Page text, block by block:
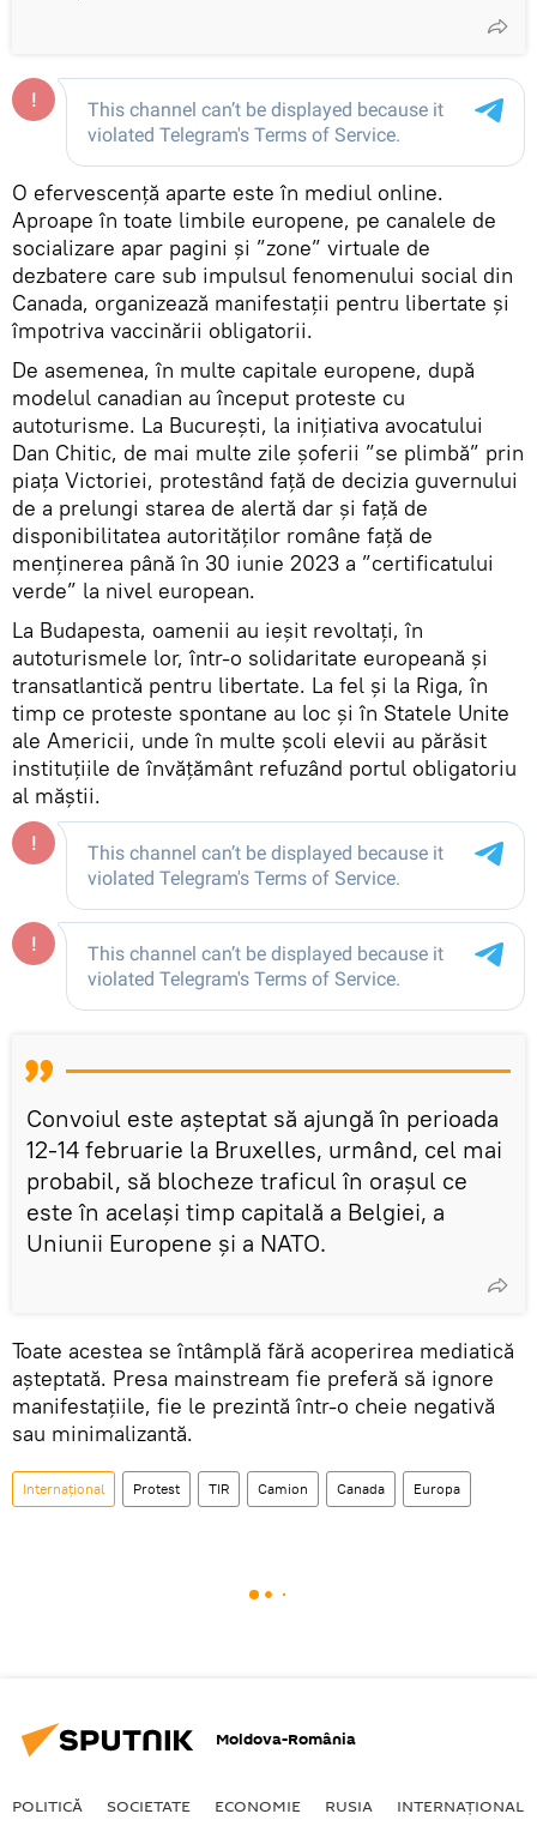
O efervescență aparte este în mediul online.
Aproape în toate limbile europene, pe canalele de
socializare apar pagini și ”zone” virtuale de
dezbatere care sub impulsul fenomenului social din
Canada, organizează manifestații pentru libertate și
împotriva vaccinării obligatorii.
De asemenea, în multe capitale europene, după
modelul canadian au început proteste cu
autoturisme. La București, la inițiativa avocatului
Dan Chitic, de mai multe zile șoferii ”se plimbă” prin
piața Victoriei, protestând față de decizia guvernului
de a prelungi starea de alertă dar și față de
disponibilitatea autorităților române față de
menținerea până în 30 iunie 2023 a ”certificatului
verde” la nivel european.
La Budapesta, oamenii au ieșit revoltați, în
autoturismele lor, într-o solidaritate europeană și
transatlantică pentru libertate. La fel și la Riga, în
timp ce proteste spontane au loc și în Statele Unite
ale Americii, unde în multe şcoli elevii au părăsit
instituţiile de învăţământ refuzând portul obligatoriu
al măştii.
Convoiul este așteptat să ajungă în perioada
12-14 februarie la Bruxelles, urmând, cel mai
probabil, să blocheze traficul în orașul ce
este în același timp capitală a Belgiei, a
Uniunii Europene și a NATO.
Toate acestea se întâmplă fără acoperirea mediatică
așteptată. Presa mainstream fie preferă să ignore
manifestațiile, fie le prezintă într-o cheie negativă
sau minimalizantă.
Internaţional Protest TIR Camion Canada Europa
Moldova-România
POLITICĂ SOCIETATE ECONOMIE RUSIA INTERNAŢIONAL